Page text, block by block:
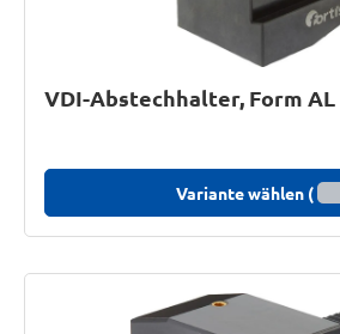
VDI-Abstechhalter, Form AL
Variante wählen (